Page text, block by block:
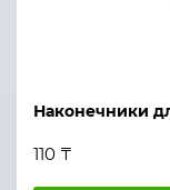
Наконечники
110 ₸